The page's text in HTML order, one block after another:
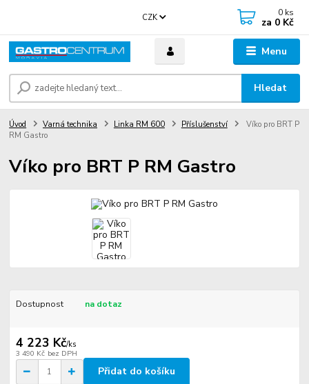
Menu
CZK
Hledat
0 ks
za 0 Kč
Úvod Varná technika Linka RM 600 Příslušenství
Víko pro BRT P
RM Gastro
Víko pro BRT P RM Gastro
Dostupnost na dotaz
4 223 Kč/ks
3 490 Kč bez DPH
Přidat do košíku